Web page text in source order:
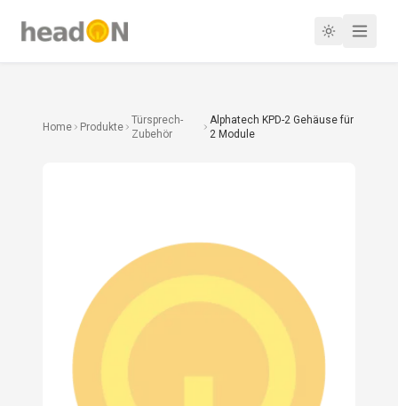
Home Produkte
Türsprech-
Zubehör
Alphatech KPD-2 Gehäuse für
2 Module